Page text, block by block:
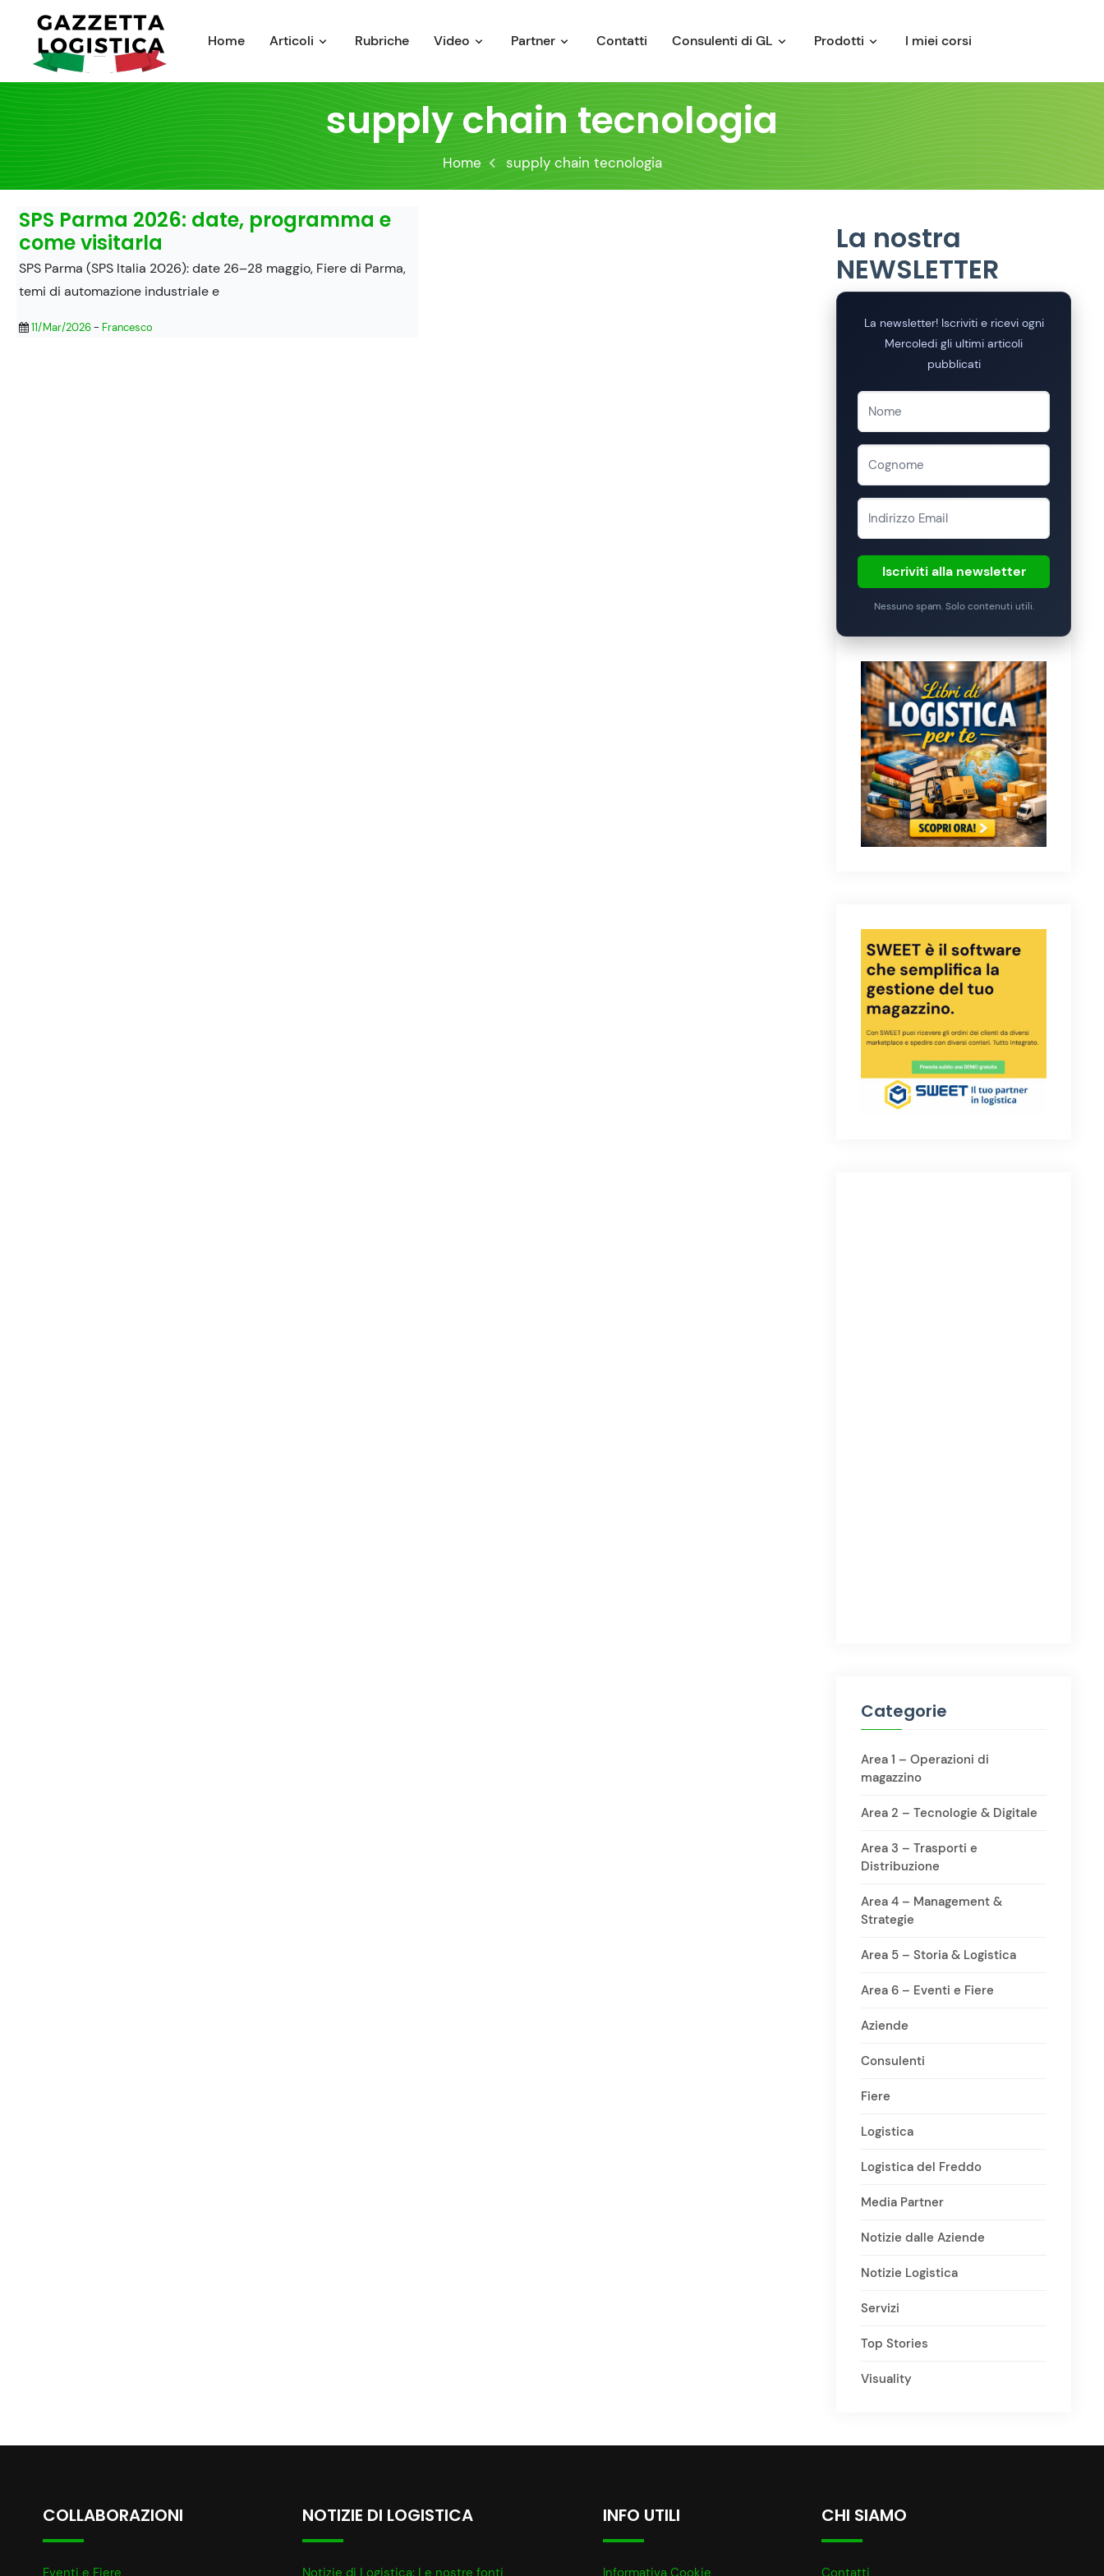
content
Home Articoli Rubriche Video Partner Contatti Consulenti di GL Prodotti I miei corsi
supply chain tecnologia
Home supply chain tecnologia
SPS Parma 2026: date, programma e
come visitarla
SPS Parma (SPS Italia 2026): date 26–28 maggio, Fiere di Parma,
temi di automazione industriale e
11/Mar/2026- Francesco
La nostra
NEWSLETTER
La newsletter! Iscriviti e ricevi ogni
Mercoledi gli ultimi articoli
pubblicati
Iscriviti alla newsletter
Nessuno spam. Solo contenuti utili.
Categorie
Area 1 – Operazioni di
magazzino
Area 2 – Tecnologie & Digitale
Area 3 – Trasporti e
Distribuzione
Area 4 – Management &
Strategie
Area 5 – Storia & Logistica
Area 6 – Eventi e Fiere
Aziende
Consulenti
Fiere
Logistica
Logistica del Freddo
Media Partner
Notizie dalle Aziende
Notizie Logistica
Servizi
Top Stories
Visuality
COLLABORAZIONI
Eventi e Fiere
NOTIZIE DI LOGISTICA
Notizie di Logistica: Le nostre fonti
INFO UTILI
Informativa Cookie
CHI SIAMO
Contatti